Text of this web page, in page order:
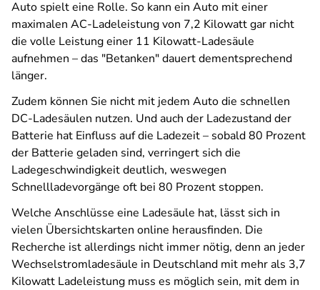
Auto spielt eine Rolle. So kann ein Auto mit einer
maximalen AC-Ladeleistung von 7,2 Kilowatt gar nicht
die volle Leistung einer 11 Kilowatt-Ladesäule
aufnehmen – das "Betanken" dauert dementsprechend
länger.
Zudem können Sie nicht mit jedem Auto die schnellen
DC-Ladesäulen nutzen. Und auch der Ladezustand der
Batterie hat Einfluss auf die Ladezeit – sobald 80 Prozent
der Batterie geladen sind, verringert sich die
Ladegeschwindigkeit deutlich, weswegen
Schnellladevorgänge oft bei 80 Prozent stoppen.
Welche Anschlüsse eine Ladesäule hat, lässt sich in
vielen Übersichtskarten online herausfinden. Die
Recherche ist allerdings nicht immer nötig, denn an jeder
Wechselstromladesäule in Deutschland mit mehr als 3,7
Kilowatt Ladeleistung muss es möglich sein, mit dem in